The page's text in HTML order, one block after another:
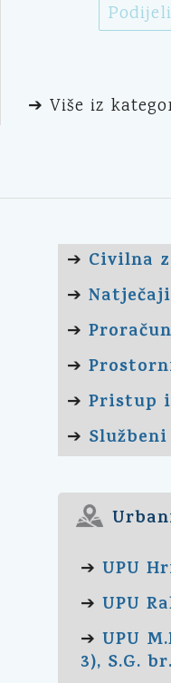
➔ Više iz
➔ Civilna
➔
➔ Proračun
➔
➔ Pristup
➔
➔ UPU
➔ UPU
➔ UPU
3), S.G.